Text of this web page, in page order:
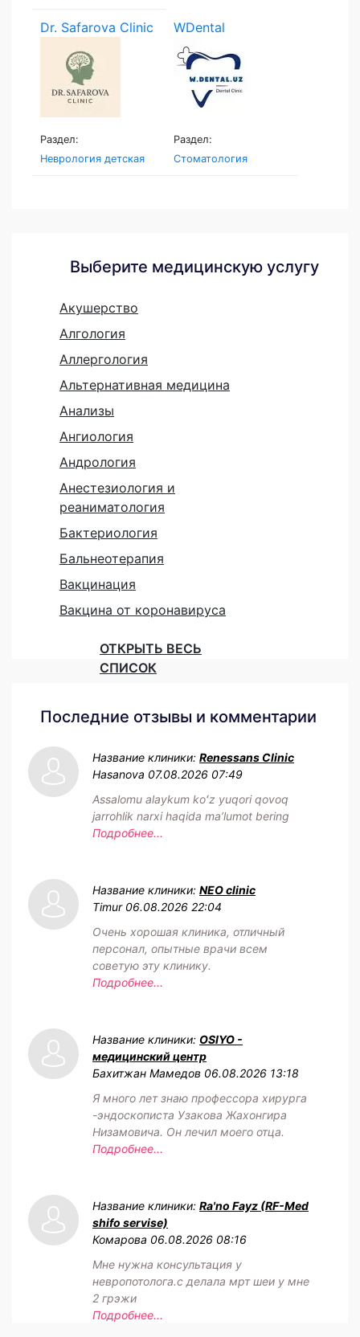
Dr. Safarova Clinic
Раздел:
Неврология детская
WDental
Раздел:
Стоматология
Выберите медицинскую услугу
Акушерство
Алгология
Аллергология
Альтернативная медицина
Анализы
Ангиология
Андрология
Анестезиология и
реаниматология
Бактериология
Бальнеотерапия
Вакцинация
Вакцина от коронавируса
ОТКРЫТЬ ВЕСЬ
СПИСОК
Последние отзывы и комментарии
Название клиники: Renessans Clinic
Hasanova 07.08.2026 07:49
Assalomu alaykum koʻz yuqori qovoq
jarrohlik narxi haqida maʼlumot bering
Подробнее...
Название клиники: NEO clinic
Timur 06.08.2026 22:04
Очень хорошая клиника, отличный
персонал, опытные врачи всем
советую эту клинику.
Подробнее...
Название клиники: OSIYO -
медицинский центр
Бахитжан Мамедов 06.08.2026 13:18
Я много лет знаю профессора хирурга
-эндоскописта Узакова Жахонгира
Низамовича. Он лечил моего отца.
Подробнее...
Название клиники: Ra'no Fayz (RF-Med
shifo servise)
Комарова 06.08.2026 08:16
Мне нужна консультация у
невропотолога.с делала мрт шеи у мне
2 грэжи
Подробнее...